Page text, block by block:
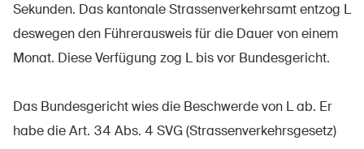
Corsi ed eventi
Sekunden. Das kantonale Strassenverkehrsamt entzog L
deswegen den Führerausweis für die Dauer von einem
Monat. Diese Verfügung zog L bis vor Bundesgericht.
Das Bundesgericht wies die Beschwerde von L ab. Er
habe die Art. 34 Abs. 4 SVG (Strassenverkehrsgesetz)